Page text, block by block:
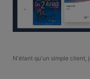
N'étant qu'un simple client,